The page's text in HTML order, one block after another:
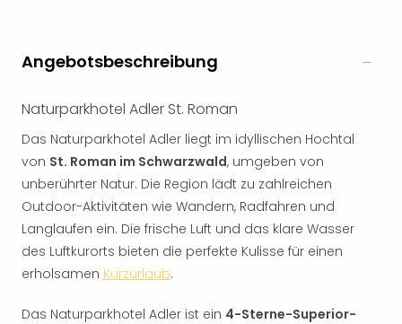
Angebotsbeschreibung
Naturparkhotel Adler St. Roman
Das Naturparkhotel Adler liegt im idyllischen Hochtal
von St. Roman im Schwarzwald, umgeben von
unberührter Natur. Die Region lädt zu zahlreichen
Outdoor-Aktivitäten wie Wandern, Radfahren und
Langlaufen ein. Die frische Luft und das klare Wasser
des Luftkurorts bieten die perfekte Kulisse für einen
erholsamen Kurzurlaub.
Das Naturparkhotel Adler ist ein 4-Sterne-Superior-